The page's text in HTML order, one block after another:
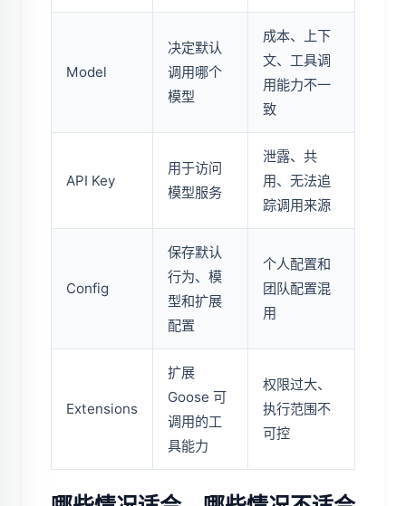
Model
决定默认
调用哪个
模型
成本、上下
文、工具调
用能力不一
致
API Key
用于访问
模型服务
泄露、共
用、无法追
踪调用来源
Config
保存默认
行为、模
型和扩展
配置
个人配置和
团队配置混
用
Extensions
扩展
Goose 可
调用的工
具能力
权限过大、
执行范围不
可控